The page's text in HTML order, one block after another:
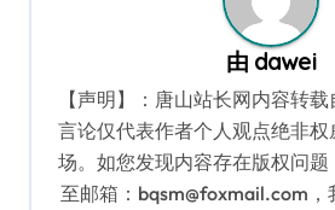
由 dawei
【声明】：唐山站长网内容转
言论仅代表作者个人观点绝非
场。如您发现内容存在版权问
至邮箱：bqsm@foxmail.com，